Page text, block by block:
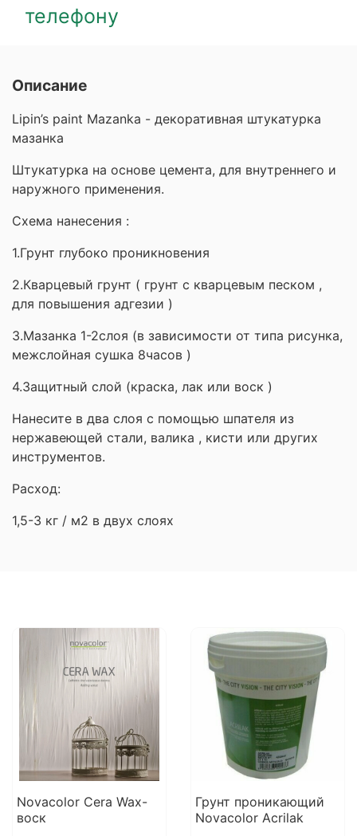
телефону
Описание
Lipin’s paint Mazanka - декоративная штукатурка
мазанка
Штукатурка на основе цемента, для внутреннего и
наружного применения.
Схема нанесения :
1.Грунт глубоко проникновения
2.Кварцевый грунт ( грунт с кварцевым песком ,
для повышения адгезии )
3.Мазанка 1-2слоя (в зависимости от типа рисунка,
межслойная сушка 8часов )
4.Защитный слой (краска, лак или воск )
Нанесите в два слоя с помощью шпателя из
нержавеющей стали, валика , кисти или других
инструментов.
Расход:
1,5-3 кг / м2 в двух слоях
Novacolor Cera Wax-
воск
Грунт проникающий
Novacolor Acrilak